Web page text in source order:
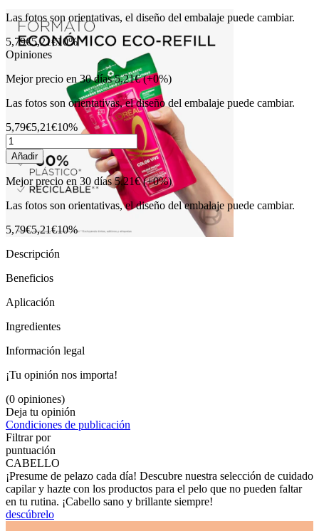
Las fotos son orientativas, el diseño del embalaje puede cambiar.
5,79€5,21€10%
Opiniones
Mejor precio en 30 días 5,21€ (+0%)
Las fotos son orientativas, el diseño del embalaje puede cambiar.
5,79€5,21€10%
Añadir
Mejor precio en 30 días 5,21€ (+0%)
Las fotos son orientativas, el diseño del embalaje puede cambiar.
5,79€5,21€10%
Descripción
Beneficios
Aplicación
Ingredientes
Información legal
¡Tu opinión nos importa!
(0 opiniones)
Deja tu opinión
Condiciones de publicación
Filtrar por
puntuación
CABELLO
¡Presume de pelazo cada día! Descubre nuestra selección de cuidado
capilar y hazte con los productos para el pelo que no pueden faltar
en tu rutina. ¡Cabello sano y brillante siempre!
descúbrelo